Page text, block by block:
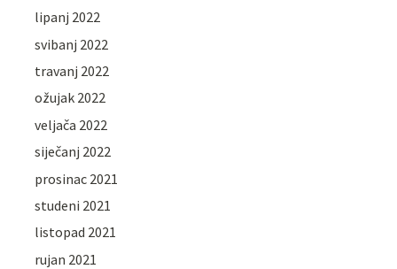
lipanj 2022
svibanj 2022
travanj 2022
ožujak 2022
veljača 2022
siječanj 2022
prosinac 2021
studeni 2021
listopad 2021
rujan 2021